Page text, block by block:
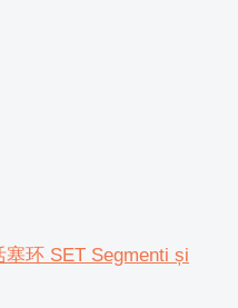
环 SET Segmenti și